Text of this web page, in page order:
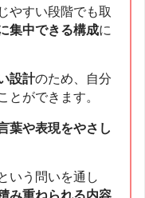
やすい段階でも取
集中できる構成に
設計のため、自分
とができます。
葉や表現をやさし
いう問いを通し